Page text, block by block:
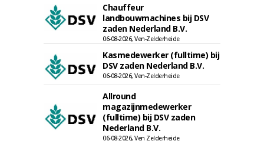
Chauffeur
landbouwmachines bij DSV
zaden Nederland B.V.
06-08-2026, Ven-Zelderheide
Kasmedewerker (fulltime) bij
DSV zaden Nederland B.V.
06-08-2026, Ven-Zelderheide
Allround
magazijnmedewerker
(fulltime) bij DSV zaden
Nederland B.V.
06-08-2026, Ven Zelderheide